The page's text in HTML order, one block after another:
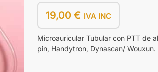
19,00€ IVA INC
Microauricular Tubular con PTT de
pin, Handytron, Dynascan/ Wouxun.